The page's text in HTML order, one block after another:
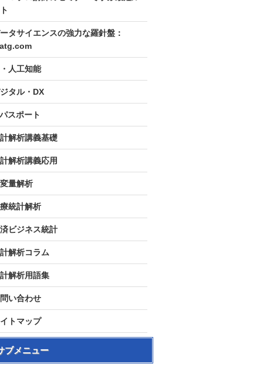
タサイエンスの強力な羅針盤：
人工知能
タル・DX
スポート
解析講義基礎
解析講義応用
量解析
統計解析
ビジネス統計
解析コラム
解析用語集
い合わせ
トマップ
ブメニュー